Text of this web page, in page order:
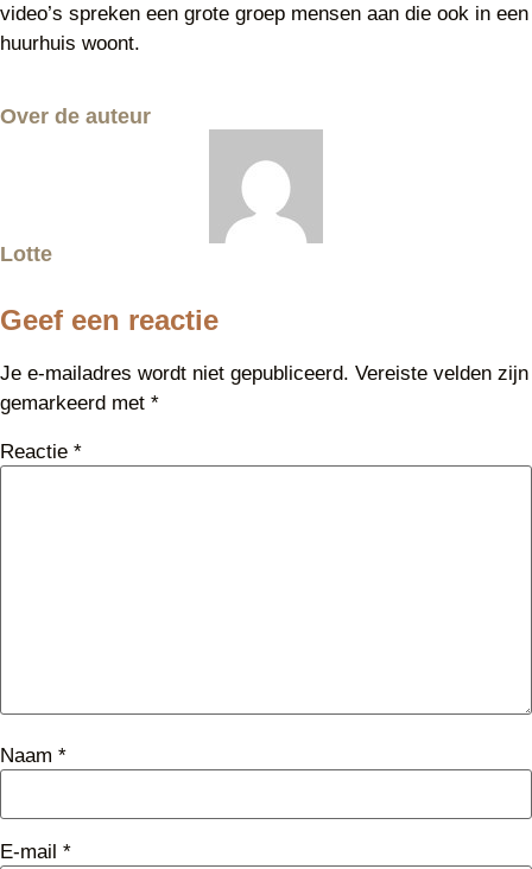
video’s spreken een grote groep mensen aan die ook in een
huurhuis woont.
Over de auteur
Lotte
Geef een reactie
Je e-mailadres wordt niet gepubliceerd. Vereiste velden zijn
gemarkeerd met *
Reactie *
Naam *
E-mail *